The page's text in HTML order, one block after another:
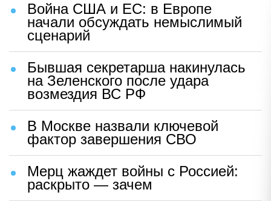
Война США и ЕС: в Европе
начали обсуждать немыслимый
сценарий
Бывшая секретарша накинулась
на Зеленского после удара
возмездия ВС РФ
В Москве назвали ключевой
фактор завершения СВО
Мерц жаждет войны с Россией:
раскрыто — зачем